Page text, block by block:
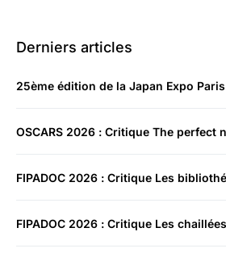
Derniers articles
25ème édition de la Japan Expo
OSCARS 2026 : Critique The perfect
FIPADOC 2026 : Critique Les
FIPADOC 2026 : Critique Les